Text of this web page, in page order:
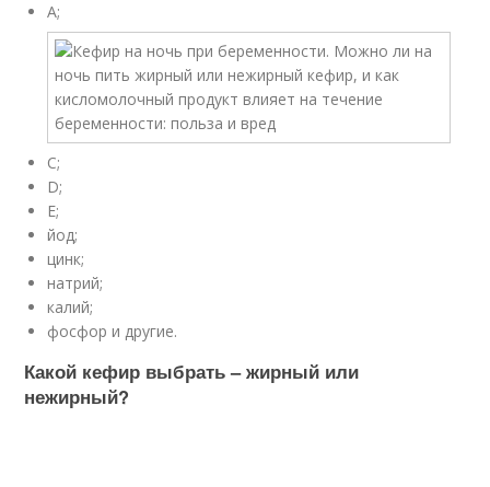
A;
C;
D;
E;
йод;
цинк;
натрий;
калий;
фосфор и другие.
Какой кефир выбрать – жирный или
нежирный?